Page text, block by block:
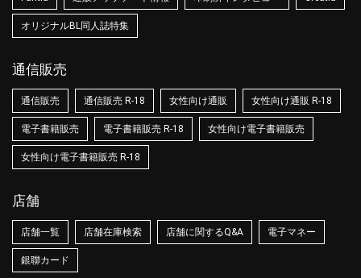
オリジナルBL同人誌特集
通信販売
通信販売 通信販売 R-18 女性向け通販 女性向け通販 R-18
電子書籍販売 電子書籍販売 R-18 女性向け電子書籍販売
女性向け電子書籍販売 R-18
店舗
店舗一覧 店舗在庫検索 店舗に関するQ&A 電子マネー
銀聯カード